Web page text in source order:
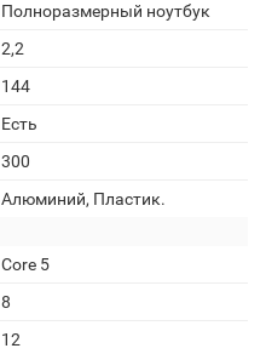
Полноразмерный ноутбук
2,2
144
Есть
300
Алюминий, Пластик.
Core 5
8
12